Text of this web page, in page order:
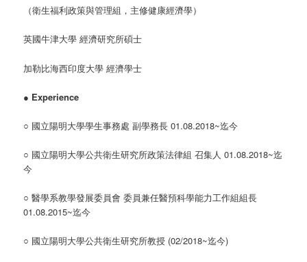
（衛生福利政策與管理組，主修健康經濟學）
英國牛津大學 經濟研究所碩士
加勒比海西印度大學 經濟學士
● Experience
○ 國立陽明大學學生事務處 副學務長 01.08.2018~迄今
○ 國立陽明大學公共衛生研究所政策法律組 召集人 01.08.2018~迄
今
○ 醫學系教學發展委員會 委員兼任醫預科學能力工作組組長
01.08.2015~迄今
○ 國立陽明大學公共衛生研究所教授 (02/2018~迄今)